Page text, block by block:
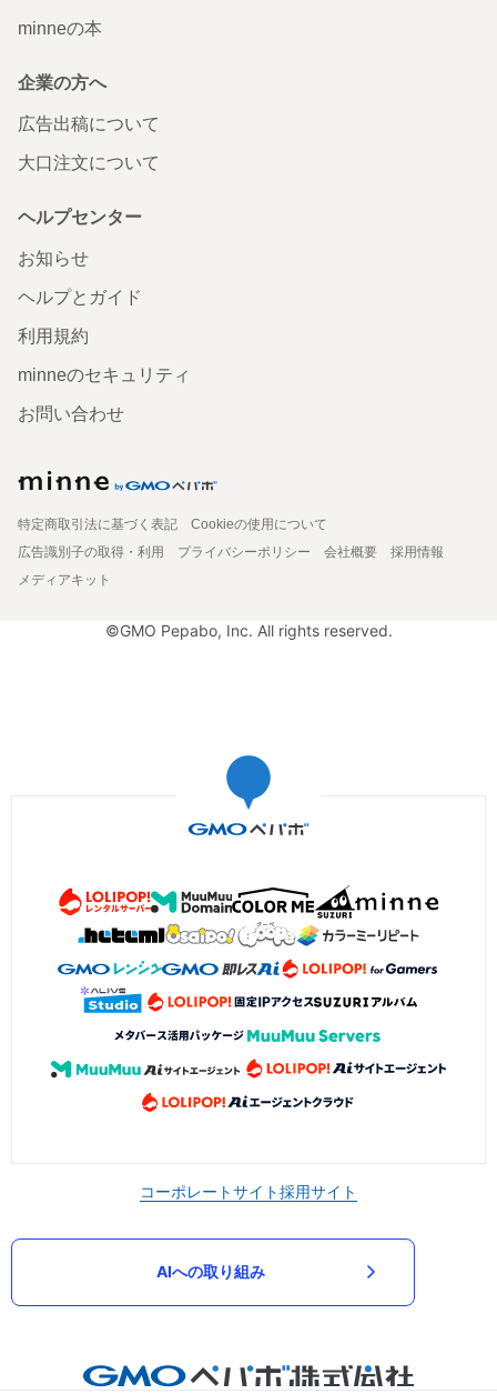
minneの本
企業の方へ
広告出稿について
大口注文について
ヘルプセンター
お知らせ
ヘルプとガイド
利用規約
minneのセキュリティ
お問い合わせ
特定商取引法に基づく表記
Cookieの使用について
広告識別子の取得・利用
プライバシーポリシー 会社概要
採用情報
メディアキット
©GMO Pepabo, Inc. All rights reserved.
コーポレートサイト採用サイト
AIへの取り組み